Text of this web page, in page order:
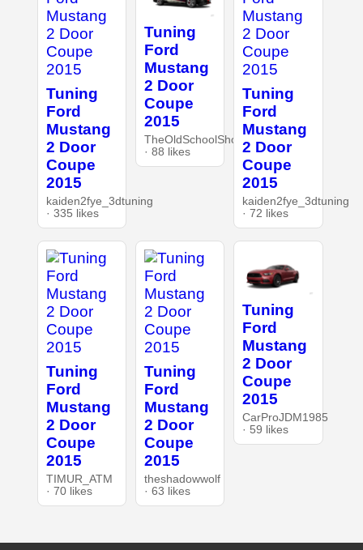
Tuning
Ford
Mustang
2 Door
Coupe
2015
kaiden2fye_3dtuning
· 335 likes
Tuning
Ford
Mustang
2 Door
Coupe
2015
TheOldSchoolShop
· 88 likes
Tuning
Ford
Mustang
2 Door
Coupe
2015
kaiden2fye_3dtuning
· 72 likes
Tuning
Ford
Mustang
2 Door
Coupe
2015
TIMUR_ATM
· 70 likes
Tuning
Ford
Mustang
2 Door
Coupe
2015
theshadowwolf
· 63 likes
Tuning
Ford
Mustang
2 Door
Coupe
2015
CarProJDM1985
· 59 likes